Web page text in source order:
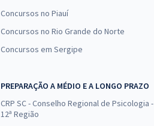
Concursos no Piauí
Concursos no Rio Grande do Norte
Concursos em Sergipe
PREPARAÇÃO A MÉDIO E A LONGO PRAZO
CRP SC - Conselho Regional de Psicologia -
12ª Região